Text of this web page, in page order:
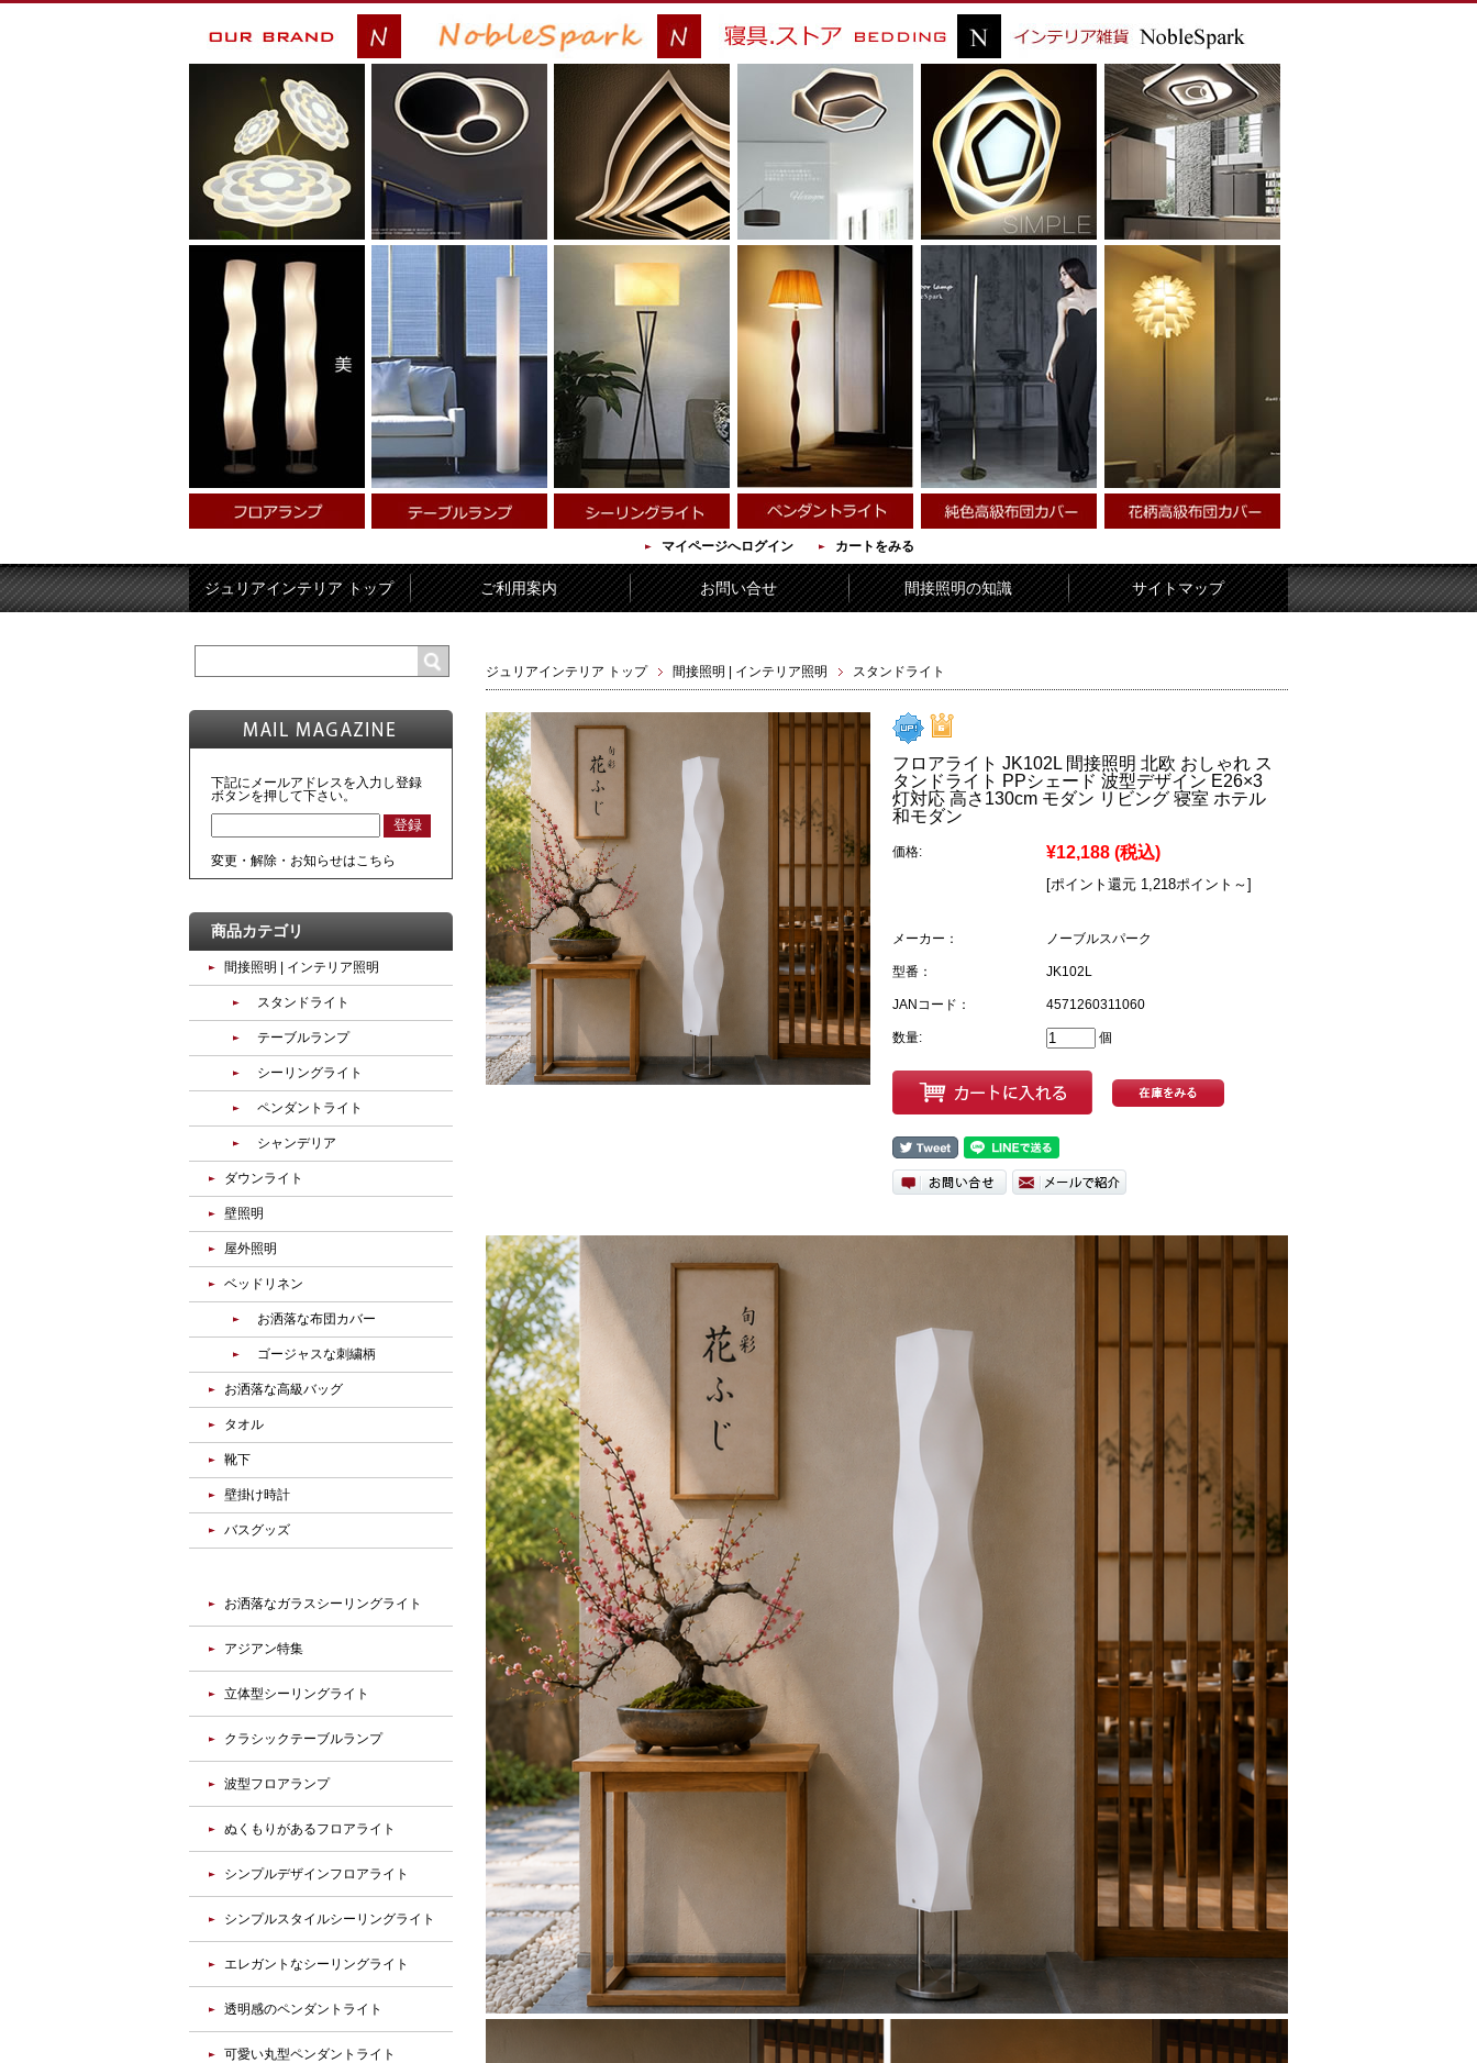
マイページへログイン カートをみる
ジュリアインテリア トップ ご利用案内 お問い合せ 間接照明の知識 サイトマップ
ジュリアインテリア トップ 間接照明 | インテリア照明 スタンドライト
フロアライト JK102L 間接照明 北欧 おしゃれ ス
タンドライト PPシェード 波型デザイン E26×3
灯対応 高さ130cm モダン リビング 寝室 ホテル
和モダン
価格: ¥12,188 (税込)
[ポイント還元 1,218ポイント～]
メーカー： ノーブルスパーク
型番： JK102L
JANコード： 4571260311060
数量: 個
下記にメールアドレスを入力し登録
ボタンを押して下さい。
変更・解除・お知らせはこちら
商品カテゴリ
間接照明 | インテリア照明
スタンドライト
テーブルランプ
シーリングライト
ペンダントライト
シャンデリア
ダウンライト
壁照明
屋外照明
ベッドリネン
お洒落な布団カバー
ゴージャスな刺繍柄
お洒落な高級バッグ
タオル
靴下
壁掛け時計
バスグッズ
お洒落なガラスシーリングライト
アジアン特集
立体型シーリングライト
クラシックテーブルランプ
波型フロアランプ
ぬくもりがあるフロアライト
シンプルデザインフロアライト
シンプルスタイルシーリングライト
エレガントなシーリングライト
透明感のペンダントライト
可愛い丸型ペンダントライト